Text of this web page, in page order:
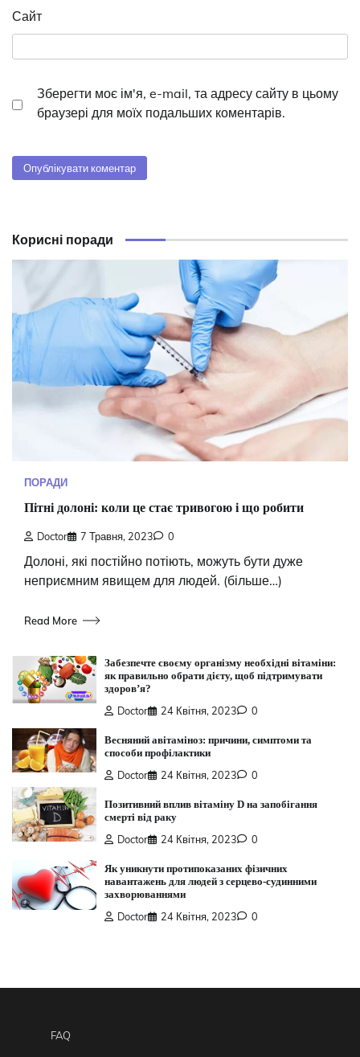
Сайт
Зберегти моє ім'я, e-mail, та адресу сайту в цьому
браузері для моїх подальших коментарів.
Корисні поради
ПОРАДИ
Пітні долоні: коли це стає тривогою і що робити
Doctor 7 Травня, 2023 0
Долоні, які постійно потіють, можуть бути дуже
неприємним явищем для людей. (більше…)
Read More
Забезпечте своєму організму необхідні вітаміни:
як правильно обрати дієту, щоб підтримувати
здоров’я?
Doctor 24 Квітня, 2023 0
Весняний авітаміноз: причини, симптоми та
способи профілактики
Doctor 24 Квітня, 2023 0
Позитивний вплив вітаміну D на запобігання
смерті від раку
Doctor 24 Квітня, 2023 0
Як уникнути протипоказаних фізичних
навантажень для людей з серцево-судинними
захворюваннями
Doctor 24 Квітня, 2023 0
FAQ